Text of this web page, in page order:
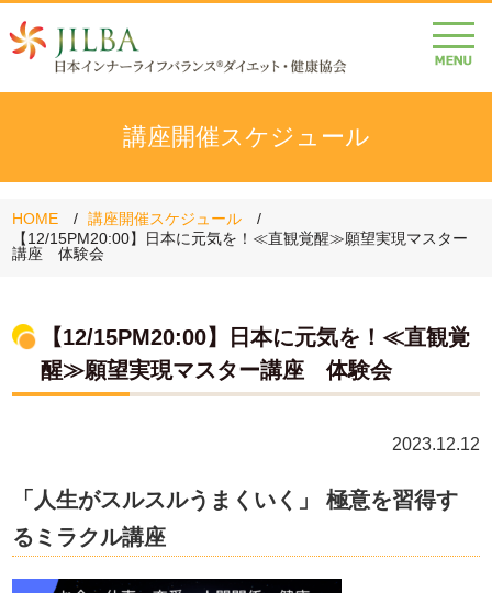
講座開催スケジュール
HOME
講座開催スケジュール
【12/15PM20:00】日本に元気を！≪直観覚醒≫願望実現マスター
講座 体験会
【12/15PM20:00】日本に元気を！≪直観覚
醒≫願望実現マスター講座 体験会
2023.12.12
「人生がスルスルうまくいく」 極意を習得す
るミラクル講座